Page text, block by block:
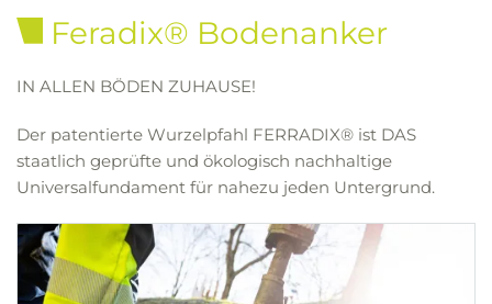
Feradix® Bodenanker
IN ALLEN BÖDEN ZUHAUSE!
Der patentierte Wurzelpfahl FERRADIX® ist DAS
staatlich geprüfte und ökologisch nachhaltige
Universalfundament für nahezu jeden Untergrund.